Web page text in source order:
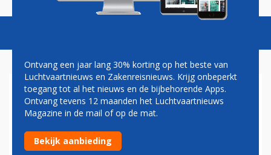
EUROWINGS VLIEGT STRAKS
VAN PRISTINA NAAR
BELGRADO
Ontvang een jaar lang 30% korting op het beste van
Luchtvaartnieuws en Zakenreisnieuws. Krijg onbeperkt
toegang tot al het nieuws en de bijbehorende Apps.
Ontvang tevens 12 maanden het Luchtvaartnieuws
Magazine in de mail of op de mat.
Bekijk aanbieding